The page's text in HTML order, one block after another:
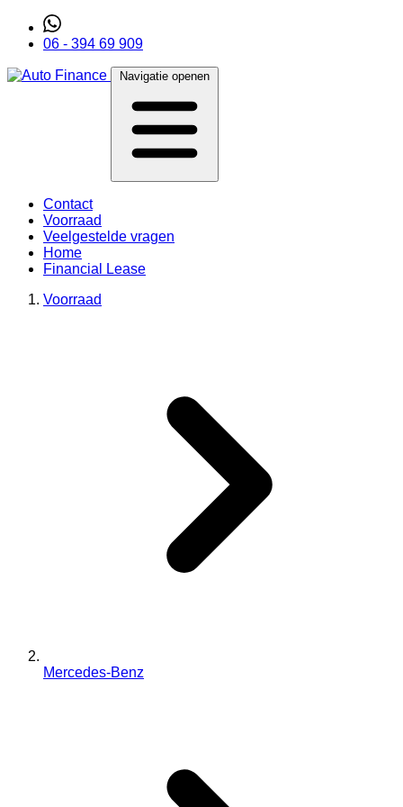
06 - 394 69 909
Navigatie openen
Contact
Voorraad
Veelgestelde vragen
Home
Financial Lease
Voorraad
Mercedes-Benz